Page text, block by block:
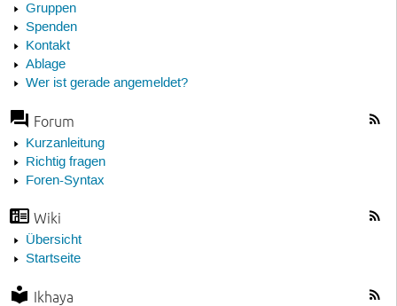
Gruppen
Spenden
Kontakt
Ablage
Wer ist gerade angemeldet?
Forum
Kurzanleitung
Richtig fragen
Foren-Syntax
Wiki
Übersicht
Startseite
Ikhaya